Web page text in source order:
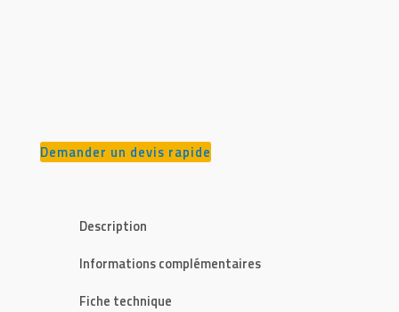
Demander un devis rapide
Description
Informations complémentaires
Fiche technique